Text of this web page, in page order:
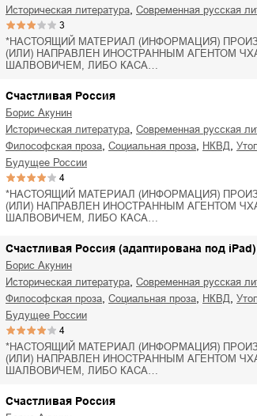
Новоросии:
Сидоренко
Забытая земля
историческая литература
современная русская
3
*НАСТОЯЩИЙ МАТЕРИАЛ (ИНФОРМАЦИЯ)
(ИЛИ) НАПРАВЛЕН ИНОСТРАННЫМ АГЕНТОМ
ШАЛВОВИЧЕМ, ЛИБО КАСА…
Счастливая Россия
Борис Акунин
историческая литература
современная русская
философская проза социальная проза НКВД
будущее России
4
*НАСТОЯЩИЙ МАТЕРИАЛ (ИНФОРМАЦИЯ)
(ИЛИ) НАПРАВЛЕН ИНОСТРАННЫМ АГЕНТОМ
ШАЛВОВИЧЕМ, ЛИБО КАСА…
Счастливая Россия (адаптирована под iPad)
Борис Акунин
историческая литература
современная русская
философская проза социальная проза НКВД
будущее России
4
*НАСТОЯЩИЙ МАТЕРИАЛ (ИНФОРМАЦИЯ)
(ИЛИ) НАПРАВЛЕН ИНОСТРАННЫМ АГЕНТОМ
ШАЛВОВИЧЕМ, ЛИБО КАСА…
Счастливая Россия